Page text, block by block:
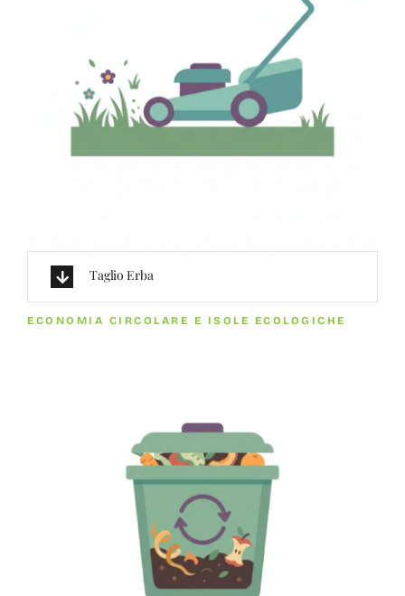
Taglio Erba
ECONOMIA CIRCOLARE E ISOLE ECOLOGICHE